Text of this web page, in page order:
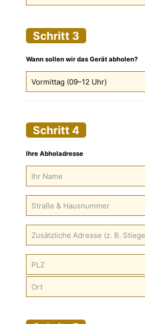
Schritt 3
Wann sollen wir das Gerät abholen?
Schritt 4
Ihre Abholadresse